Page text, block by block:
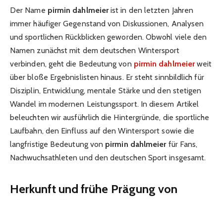
Der Name pirmin dahlmeierist in den letzten Jahren
immer häufiger Gegenstand von Diskussionen, Analysen
und sportlichen Rückblicken geworden. Obwohl viele den
Namen zunächst mit dem deutschen Wintersport
verbinden, geht die Bedeutung von pirmin dahlmeierweit
über bloße Ergebnislisten hinaus. Er steht sinnbildlich für
Disziplin, Entwicklung, mentale Stärke und den stetigen
Wandel im modernen Leistungssport. In diesem Artikel
beleuchten wir ausführlich die Hintergründe, die sportliche
Laufbahn, den Einfluss auf den Wintersport sowie die
langfristige Bedeutung von pirmin dahlmeierfür Fans,
Nachwuchsathleten und den deutschen Sport insgesamt.
Herkunft und frühe Prägung von